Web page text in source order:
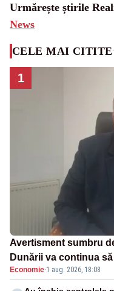
Urmărește știrile
News
CELE MAI CITITE
1
Avertisment sumbru
Dunării va continua
închide în 4 zile
Economie·1 aug. 2026, 18:08